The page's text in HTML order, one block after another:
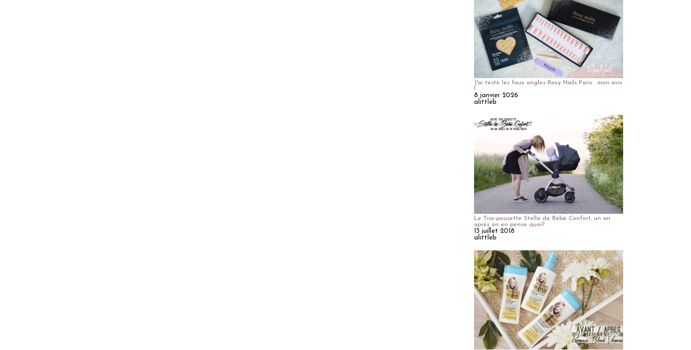
J'ai testé les faux ongles Roxy Nails Paris : mon avis
!
8 janvier 2026
alittleb
Le Trio-pousette Stella de Bébé Confort, un an
après on en pense quoi?
13 juillet 2018
alittleb